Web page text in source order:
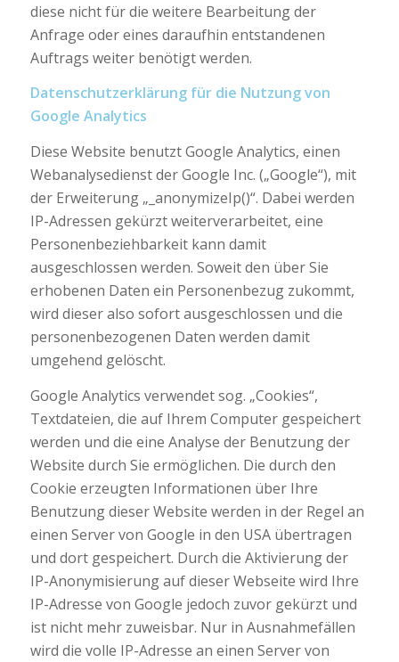
diese nicht für die weitere Bearbeitung der
Anfrage oder eines daraufhin entstandenen
Auftrags weiter benötigt werden.
Datenschutzerklärung für die Nutzung von
Google Analytics
Diese Website benutzt Google Analytics, einen
Webanalysedienst der Google Inc. („Google“), mit
der Erweiterung „_anonymizeIp()“. Dabei werden
IP-Adressen gekürzt weiterverarbeitet, eine
Personenbeziehbarkeit kann damit
ausgeschlossen werden. Soweit den über Sie
erhobenen Daten ein Personenbezug zukommt,
wird dieser also sofort ausgeschlossen und die
personenbezogenen Daten werden damit
umgehend gelöscht.
Google Analytics verwendet sog. „Cookies“,
Textdateien, die auf Ihrem Computer gespeichert
werden und die eine Analyse der Benutzung der
Website durch Sie ermöglichen. Die durch den
Cookie erzeugten Informationen über Ihre
Benutzung dieser Website werden in der Regel an
einen Server von Google in den USA übertragen
und dort gespeichert. Durch die Aktivierung der
IP-Anonymisierung auf dieser Webseite wird Ihre
IP-Adresse von Google jedoch zuvor gekürzt und
ist nicht mehr zuweisbar. Nur in Ausnahmefällen
wird die volle IP-Adresse an einen Server von